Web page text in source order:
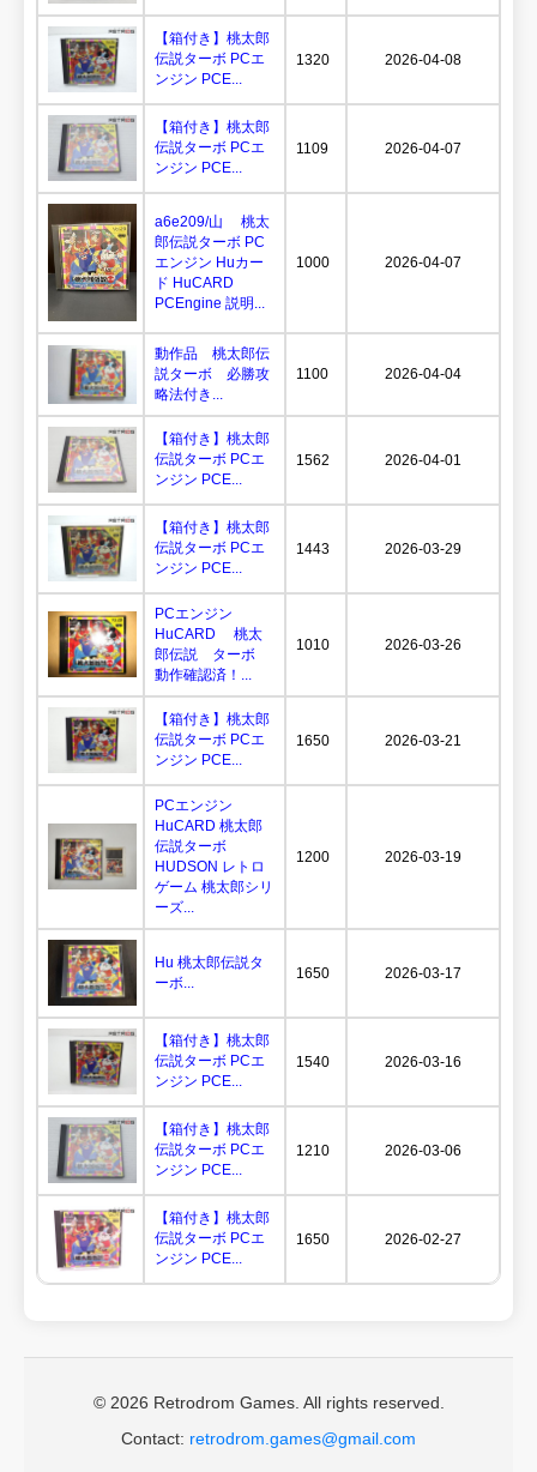
【箱付き】桃太郎
伝説ターボ PCエ
ンジン PCE...
1320 2026-04-08
【箱付き】桃太郎
伝説ターボ PCエ
ンジン PCE...
1109 2026-04-07
a6e209/山 桃太
郎伝説ターボ PC
エンジン Huカー
ド HuCARD
PCEngine 説明...
1000 2026-04-07
動作品 桃太郎伝
説ターボ 必勝攻
略法付き...
1100 2026-04-04
【箱付き】桃太郎
伝説ターボ PCエ
ンジン PCE...
1562 2026-04-01
【箱付き】桃太郎
伝説ターボ PCエ
ンジン PCE...
1443 2026-03-29
PCエンジン
HuCARD 桃太
郎伝説 ターボ
動作確認済！...
1010 2026-03-26
【箱付き】桃太郎
伝説ターボ PCエ
ンジン PCE...
1650 2026-03-21
PCエンジン
HuCARD 桃太郎
伝説ターボ
HUDSON レトロ
ゲーム 桃太郎シリ
ーズ...
1200 2026-03-19
Hu 桃太郎伝説タ
ーボ...
1650 2026-03-17
【箱付き】桃太郎
伝説ターボ PCエ
ンジン PCE...
1540 2026-03-16
【箱付き】桃太郎
伝説ターボ PCエ
ンジン PCE...
1210 2026-03-06
【箱付き】桃太郎
伝説ターボ PCエ
ンジン PCE...
1650 2026-02-27
© 2026 Retrodrom Games. All rights reserved.
Contact: retrodrom.games@gmail.com